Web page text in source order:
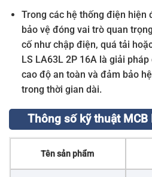
Trong các hệ thống điện hiện
bảo vệ đóng vai trò quan
cố như chập điện, quá tải
LS LA63L 2P 16A là giải
cao độ an toàn và đảm bảo
trong thời gian dài.
Thông số kỹ thuật MCB
Tên sản phẩm